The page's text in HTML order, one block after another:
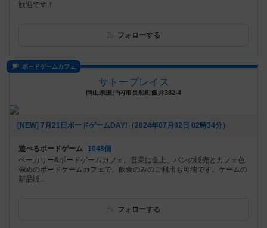
歓迎です！
フォローする
ボードゲームカフェ
サトープレイス
岡山県瀬戸内市長船町飯井382-4
[NEW] 7月21日ボードゲームDAY!（2024年07月02日 02時34分）
遊べるボードゲーム
1048個
ベーカリー&ボードゲームカフェ。営業は金土、パンの販売とカフェ色
強めのボードゲームカフェで、飲食のみのご利用も可能です。ゲームの
新品販...
フォローする